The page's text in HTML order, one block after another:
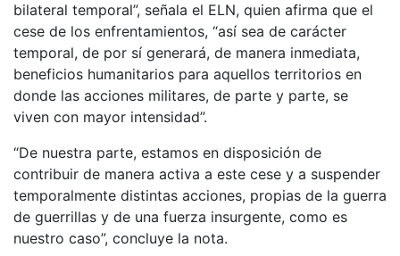
bilateral temporal”, señala el ELN, quien afirma que el
cese de los enfrentamientos, “así sea de carácter
temporal, de por sí generará, de manera inmediata,
beneficios humanitarios para aquellos territorios en
donde las acciones militares, de parte y parte, se
viven con mayor intensidad”.
“De nuestra parte, estamos en disposición de
contribuir de manera activa a este cese y a suspender
temporalmente distintas acciones, propias de la guerra
de guerrillas y de una fuerza insurgente, como es
nuestro caso”, concluye la nota.